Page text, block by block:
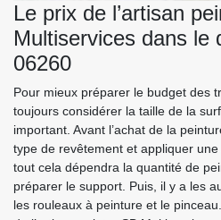
Le prix de l’artisan
Multiservices dans le
06260
Pour mieux préparer le budget des
toujours considérer la taille de la
important. Avant l’achat de la
type de revêtement et appliquer
tout cela dépendra la quantité de
préparer le support. Puis, il y a les
les rouleaux à peinture et le